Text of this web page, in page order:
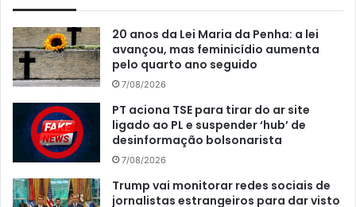
20 anos da Lei Maria da Penha: a lei
avançou, mas feminicídio aumenta
pelo quarto ano seguido
7/08/2026
PT aciona TSE para tirar do ar site
ligado ao PL e suspender ‘hub’ de
desinformação bolsonarista
7/08/2026
Trump vai monitorar redes sociais de
jornalistas estrangeiros para dar visto